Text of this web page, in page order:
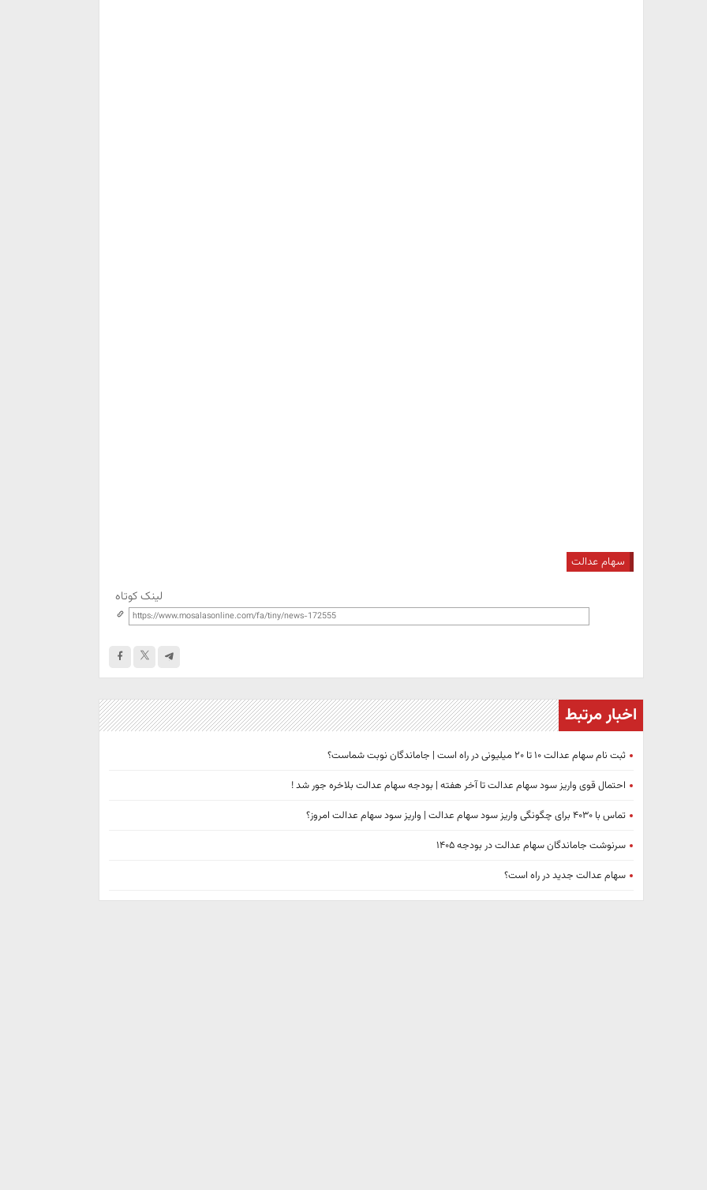
سهام عدالت
لینک کوتاه
اخبار مرتبط
ثبت نام سهام عدالت ۱۰ تا ۲۰ میلیونی در راه است | جاماندگان نوبت شماست؟
احتمال قوی واریز سود سهام عدالت تا آخر هفته | بودجه سهام عدالت بلاخره جور شد !
تماس با ۴۰۳۰ برای چگونگی واریز سود سهام عدالت | واریز سود سهام عدالت امروز؟
سرنوشت جاماندگان سهام عدالت در بودجه ۱۴۰۵
سهام عدالت جدید در راه است؟